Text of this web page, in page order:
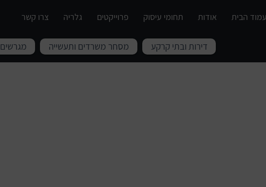
עמוד הבית אודות תחומי עיסוק פרוייקטים גלריה צרו קשר
דירות ובתי קרקע מסחר משרדים ותעשייה מגרשים